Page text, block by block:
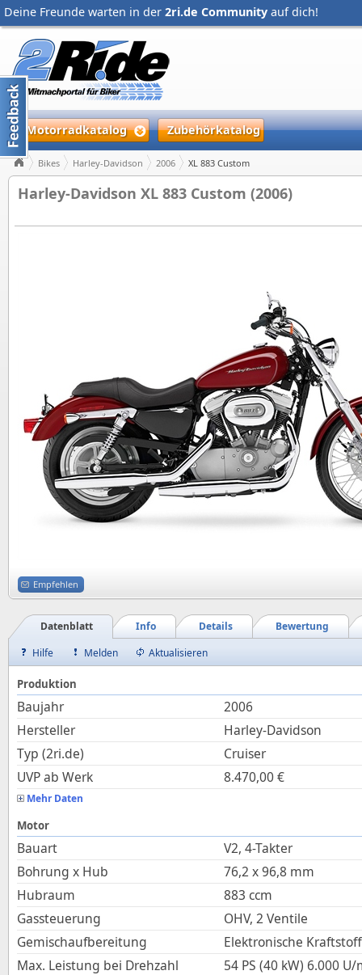
Deine Freunde warten in der 2ri.de Community auf dich!
Motorradkatalog Zubehörkatalog
Bikes Harley-Davidson 2006 XL 883 Custom
Harley-Davidson XL 883 Custom (2006)
Empfehlen
Bewertung
Details
Info
Datenblatt
Hilfe
Melden Aktualisieren
Produktion
Baujahr
2006
Hersteller
Harley-Davidson
Typ (2ri.de)
Cruiser
UVP ab Werk
8.470,00€
Mehr Daten
Motor
Bauart
V2, 4-Takter
Bohrung x Hub
76,2 x96,8 mm
Hubraum
883 ccm
Gassteuerung
OHV, 2 Ventile
Gemischaufbereitung
Elektronische
Max. Leistung bei Drehzahl
54 PS (40 kW) 6.000 U/